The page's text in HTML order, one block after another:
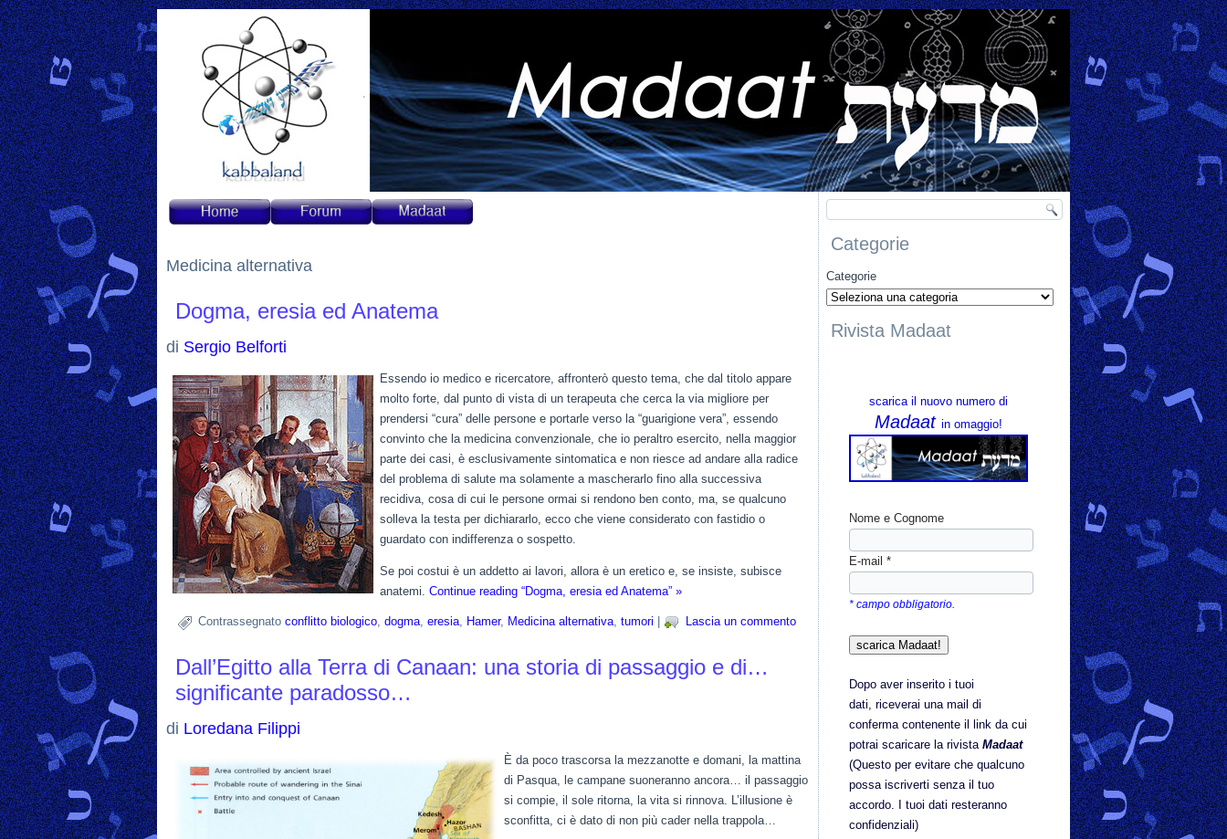
Medicina alternativa
Dogma, eresia ed Anatema
di Sergio Belforti
Essendo io medico e ricercatore, affronterò questo tema, che dal titolo appare
molto forte, dal punto di vista di un terapeuta che cerca la via migliore per
prendersi “cura” delle persone e portarle verso la “guarigione vera”, essendo
convinto che la medicina convenzionale, che io peraltro esercito, nella maggior
parte dei casi, è esclusivamente sintomatica e non riesce ad andare alla radice
del problema di salute ma solamente a mascherarlo fino alla successiva
recidiva, cosa di cui le persone ormai si rendono ben conto, ma, se qualcuno
solleva la testa per dichiararlo, ecco che viene considerato con fastidio o
guardato con indifferenza o sospetto.
Se poi costui è un addetto ai lavori, allora è un eretico e, se insiste, subisce
anatemi. Continue reading “Dogma, eresia ed Anatema” »
Contrassegnato conflitto biologico, dogma, eresia, Hamer, Medicina alternativa, tumori Lascia un commento
Dall’Egitto alla Terra di Canaan: una storia di passaggio e di…
significante paradosso…
di Loredana Filippi
È da poco trascorsa la mezzanotte e domani, la mattina
di Pasqua, le campane suoneranno ancora… il passaggio
si compie, il sole ritorna, la vita si rinnova. L’illusione è
sconfitta, ci è dato di non più cader nella trappola…
Categorie
Categorie
Rivista Madaat
scarica il nuovo numero di
Madaat in omaggio!
Nome e Cognome
E-mail *
* campo obbligatorio.
Dopo aver inserito i tuoi
dati, riceverai una mail di
conferma contenente il link da cui
potrai scaricare la rivista Madaat
(Questo per evitare che qualcuno
possa iscriverti senza il tuo
accordo. I tuoi dati resteranno
confidenziali)